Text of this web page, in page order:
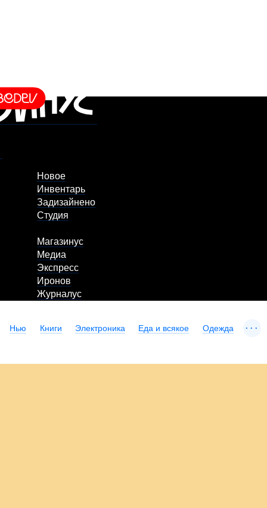
Новое
Инвентарь
Задизайнено
Студия
Магазинус
Медиа
Экспресс
Иронов
Журналус
Нью Книги Электроника Еда и всякое Одежда ...